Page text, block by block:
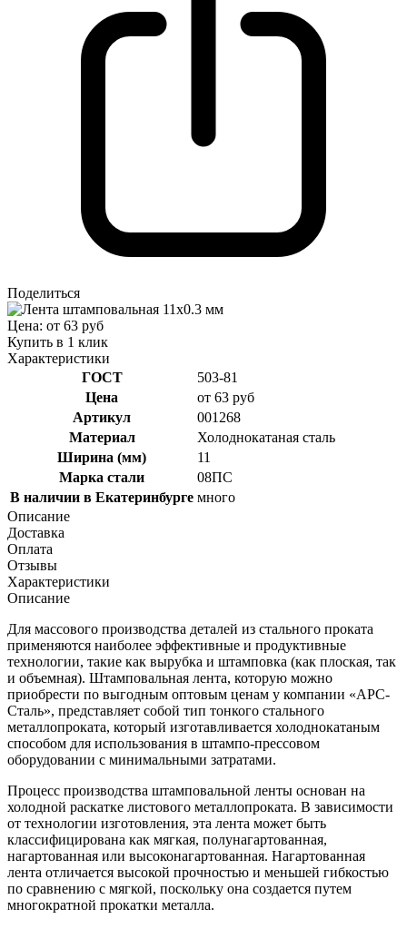
Поделиться
Цена: от 63 руб
Купить в 1 клик
Характеристики
ГОСТ
503-81
Цена
от 63 руб
Артикул
001268
Материал
Холоднокатаная сталь
Ширина (мм)
11
Марка стали
08ПС
В наличии в Екатеринбурге много
Описание
Доставка
Оплата
Отзывы
Характеристики
Описание
Для массового производства деталей из стального проката
применяются наиболее эффективные и продуктивные
технологии, такие как вырубка и штамповка (как плоская, так
и объемная). Штамповальная лента, которую можно
приобрести по выгодным оптовым ценам у компании «АРС-
Сталь», представляет собой тип тонкого стального
металлопроката, который изготавливается холоднокатаным
способом для использования в штампо-прессовом
оборудовании с минимальными затратами.
Процесс производства штамповальной ленты основан на
холодной раскатке листового металлопроката. В зависимости
от технологии изготовления, эта лента может быть
классифицирована как мягкая, полунагартованная,
нагартованная или высоконагартованная. Нагартованная
лента отличается высокой прочностью и меньшей гибкостью
по сравнению с мягкой, поскольку она создается путем
многократной прокатки металла.